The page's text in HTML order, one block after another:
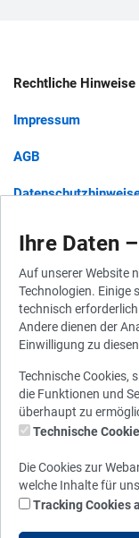
Rechtliche Hinweise
Impressum
AGB
Widerruf für
Widerrufsbelehrung
Vertrag widerrufen
Ihre Daten
Auf unserer Website
Technologien. Einige
technisch
Andere dienen der
Einwilligung zu
Technische Cookies,
die Funktionen und
überhaupt zu
Technische
Die Cookies zur
welche Inhalte für
Tracking Cookies